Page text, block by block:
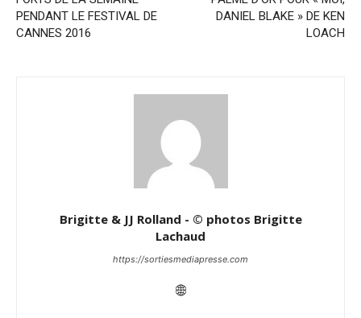
PENDANT LE FESTIVAL DE
CANNES 2016
DANIEL BLAKE » DE KEN
LOACH
Brigitte & JJ Rolland - © photos Brigitte
Lachaud
https://sortiesmediapresse.com